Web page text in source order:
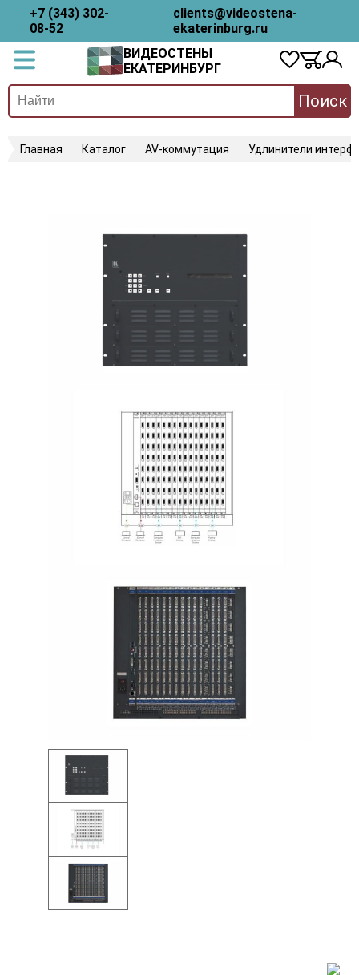
+7 (343) 302-
08-52
clients@videostena-
ekaterinburg.ru
ВИДЕОСТЕНЫ
ЕКАТЕРИНБУРГ
Поиск
Главная Каталог AV-коммутация Удлинители